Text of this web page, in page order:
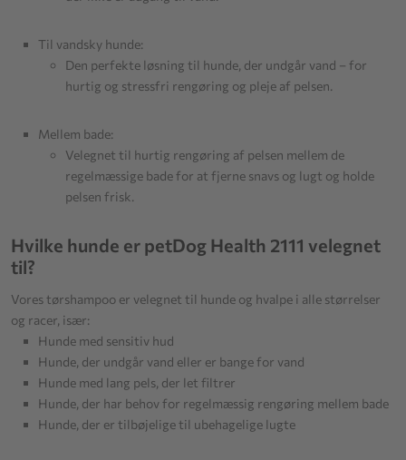
Til vandsky hunde:
Den perfekte løsning til hunde, der undgår vand – for
hurtig og stressfri rengøring og pleje af pelsen.
Mellem bade:
Velegnet til hurtig rengøring af pelsen mellem de
regelmæssige bade for at fjerne snavs og lugt og holde
pelsen frisk.
Hvilke hunde er petDog Health 2111 velegnet
til?
Vores tørshampoo er velegnet til hunde og hvalpe i alle størrelser
og racer, især:
Hunde med sensitiv hud
Hunde, der undgår vand eller er bange for vand
Hunde med lang pels, der let filtrer
Hunde, der har behov for regelmæssig rengøring mellem bade
Hunde, der er tilbøjelige til ubehagelige lugte